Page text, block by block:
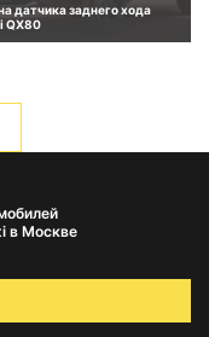
датчика заднего хода
QX80
в Москве